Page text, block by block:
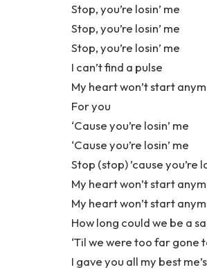
Stop, you’re losin’ me
Stop, you’re losin’ me
Stop, you’re losin’ me
I can’t find a pulse
My heart won’t start
For you
‘Cause you’re losin’ me
‘Cause you’re losin’ me
Stop (stop) ’cause you’re
My heart won’t start
My heart won’t start
How long could we be a
‘Til we were too far gone
I gave you all my best